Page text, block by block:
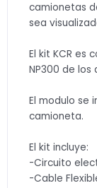
camionetas
sea
El kit KCR es
NP300 de los
El modulo se
camioneta.
El kit incluye:
-Circuito
-Cable